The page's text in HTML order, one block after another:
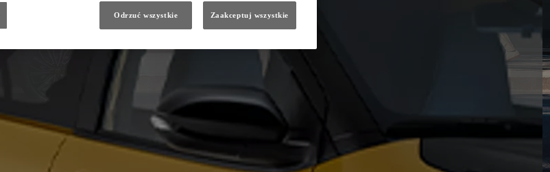
Odrzuć wszystkie Zaakceptuj wszystkie